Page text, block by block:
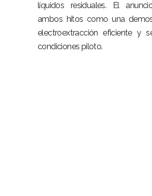
líquidos residuales. El
ambos hitos como una
electroextracción eficiente y
condiciones piloto.